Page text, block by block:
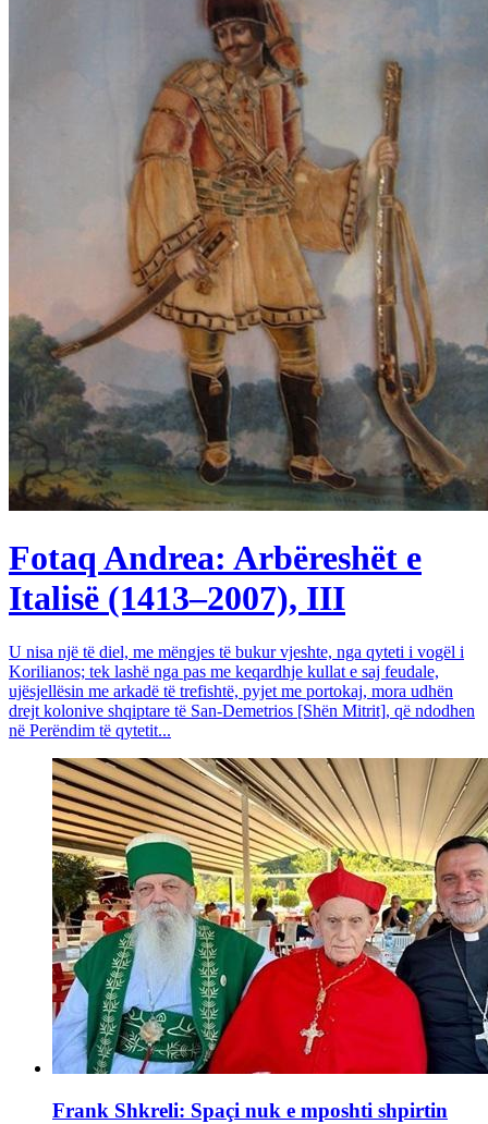
Fotaq Andrea: Arbëreshët e
Italisë (1413–2007), III
U nisa një të diel, me mëngjes të bukur vjeshte, nga qyteti i vogël i
Korilianos; tek lashë nga pas me keqardhje kullat e saj feudale,
ujësjellësin me arkadë të trefishtë, pyjet me portokaj, mora udhën
drejt kolonive shqiptare të San-Demetrios [Shën Mitrit], që ndodhen
në Perëndim të qytetit...
Frank Shkreli: Spaçi nuk e mposhti shpirtin